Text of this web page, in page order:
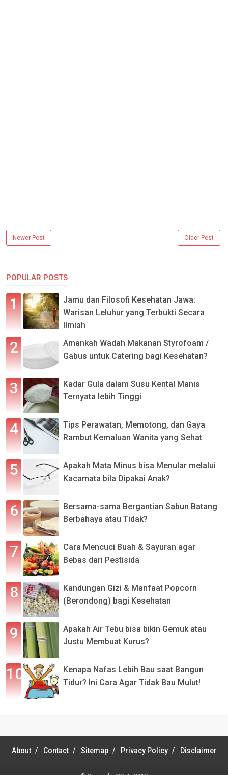
Newer Post Older Post
POPULAR POSTS
Jamu dan Filosofi Kesehatan Jawa:
Warisan Leluhur yang Terbukti Secara
Ilmiah
Amankah Wadah Makanan Styrofoam /
Gabus untuk Catering bagi Kesehatan?
Kadar Gula dalam Susu Kental Manis
Ternyata lebih Tinggi
Tips Perawatan, Memotong, dan Gaya
Rambut Kemaluan Wanita yang Sehat
Apakah Mata Minus bisa Menular melalui
Kacamata bila Dipakai Anak?
Bersama-sama Bergantian Sabun Batang
Berbahaya atau Tidak?
Cara Mencuci Buah & Sayuran agar
Bebas dari Pestisida
Kandungan Gizi & Manfaat Popcorn
(Berondong) bagi Kesehatan
Apakah Air Tebu bisa bikin Gemuk atau
Justu Membuat Kurus?
Kenapa Nafas Lebih Bau saat Bangun
Tidur? Ini Cara Agar Tidak Bau Mulut!
About Contact Sitemap Privacy Policy Disclaimer